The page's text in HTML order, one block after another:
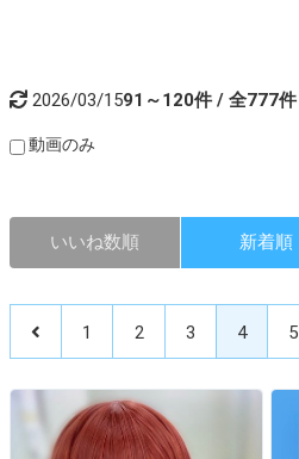
2026/03/1591～120件 / 全777件
動画のみ
いいね数順 新着順
1 2 3 4 5